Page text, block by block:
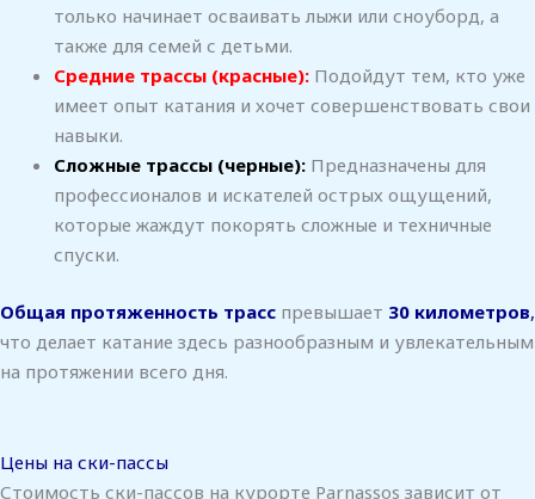
только начинает осваивать лыжи или сноуборд, а
также для семей с детьми.
Средние трассы (красные): Подойдут тем, кто уже
имеет опыт катания и хочет совершенствовать свои
навыки.
Сложные трассы (черные): Предназначены для
профессионалов и искателей острых ощущений,
которые жаждут покорять сложные и техничные
спуски.
Общая протяженность трасс превышает 30 километров,
что делает катание здесь разнообразным и увлекательным
на протяжении всего дня.
Цены на ски-пассы
Стоимость ски-пассов на курорте Parnassos зависит от